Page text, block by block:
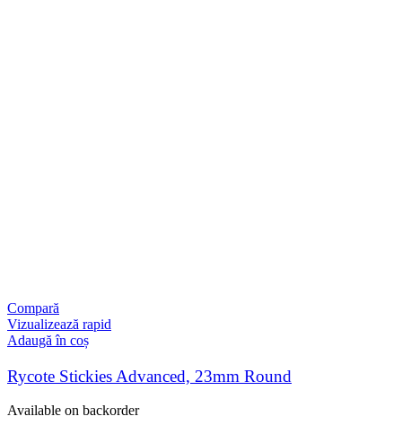
Compară
Vizualizează rapid
Adaugă în coș
Rycote Stickies Advanced, 23mm Round
Available on backorder